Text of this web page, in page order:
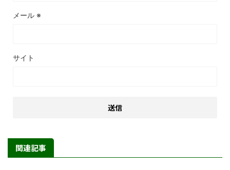
メール ※
サイト
関連記事